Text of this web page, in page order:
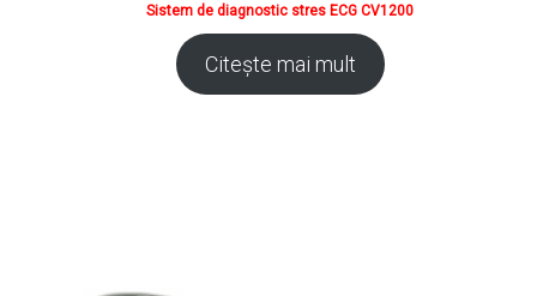
Sistem de diagnostic stres ECG CV1200
Citește mai mult